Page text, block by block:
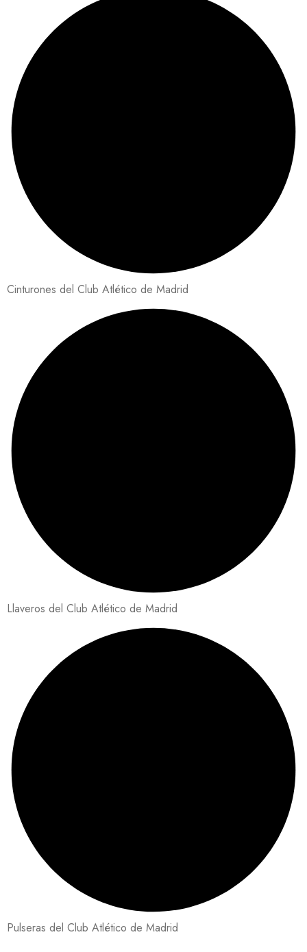
Cinturones del Club Atlético de Madrid
Llaveros del Club Atlético de Madrid
Pulseras del Club Atlético de Madrid